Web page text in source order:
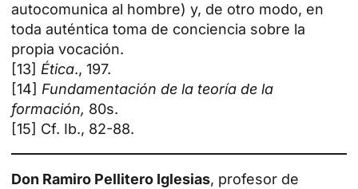
autocomunica al hombre) y, de otro modo, en
toda auténtica toma de conciencia sobre la
propia vocación.
[13] Ética., 197.
[14] Fundamentación de la teoría de la
formación, 80s.
[15] Cf. Ib., 82-88.
Don Ramiro Pellitero Iglesias, profesor de